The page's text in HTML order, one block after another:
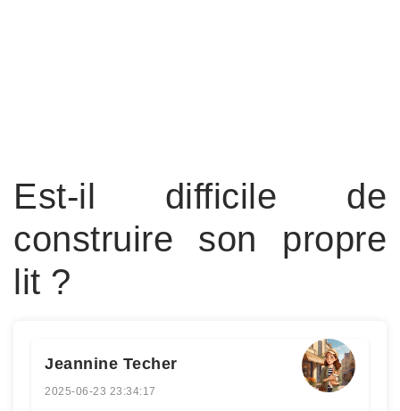
Est-il difficile de
construire son propre
lit ?
Jeannine Techer
2025-06-23 23:34:17